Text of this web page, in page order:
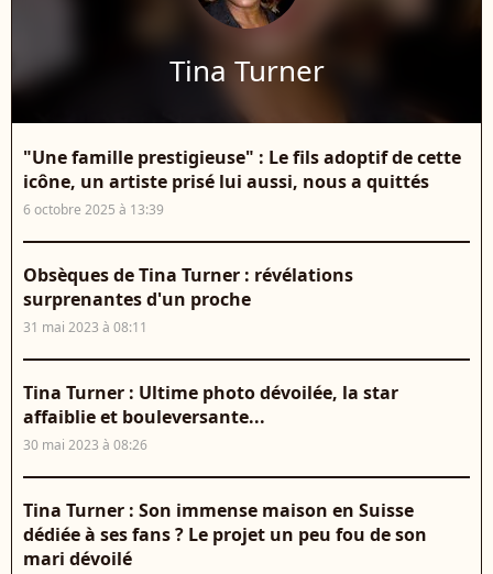
Tina Turner
"Une famille prestigieuse" : Le fils adoptif de cette
icône, un artiste prisé lui aussi, nous a quittés
6 octobre 2025 à 13:39
Obsèques de Tina Turner : révélations
surprenantes d'un proche
31 mai 2023 à 08:11
Tina Turner : Ultime photo dévoilée, la star
affaiblie et bouleversante...
30 mai 2023 à 08:26
Tina Turner : Son immense maison en Suisse
dédiée à ses fans ? Le projet un peu fou de son
mari dévoilé